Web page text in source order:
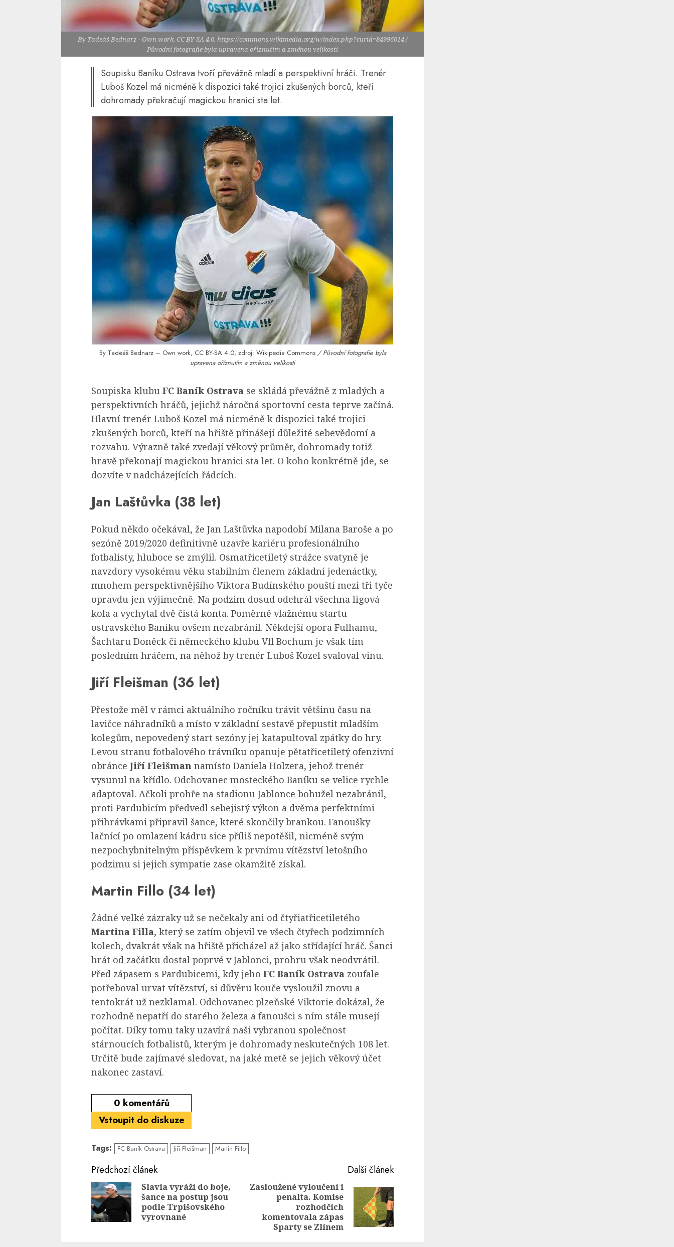
By Tadeáš Bednarz - Own work, CC BY-SA 4.0, https://commons.wikimedia.org/w/index.php?curid=84996014 /
Původní fotografie byla upravena oříznutím a změnou velikosti
Soupisku Baníku Ostrava tvoří převážně mladí a perspektivní hráči. Trenér
Luboš Kozel má nicméně k dispozici také trojici zkušených borců, kteří
dohromady překračují magickou hranici sta let.
By Tadeáš Bednarz– Own work, CC BY-SA 4.0, zdroj: Wikipedia Commons / Původní fotografie byla
upravena oříznutím a změnou velikosti
Soupiska klubu FC Baník Ostrava se skládá převážně z mladých a
perspektivních hráčů, jejichž náročná sportovní cesta teprve začíná.
Hlavní trenér Luboš Kozel má nicméně k dispozici také trojici
zkušených borců, kteří na hřiště přinášejí důležité sebevědomí a
rozvahu. Výrazně také zvedají věkový průměr, dohromady totiž
hravě překonají magickou hranici sta let. O koho konkrétně jde, se
dozvíte v nadcházejících řádcích.
Jan Laštůvka (38 let)
Pokud někdo očekával, že Jan Laštůvka napodobí Milana Baroše a po
sezóně 2019/2020 definitivně uzavře kariéru profesionálního
fotbalisty, hluboce se zmýlil. Osmatřicetiletý strážce svatyně je
navzdory vysokému věku stabilním členem základní jedenáctky,
mnohem perspektivnějšího Viktora Budínského pouští mezi tři tyče
opravdu jen výjimečně. Na podzim dosud odehrál všechna ligová
kola a vychytal dvě čistá konta. Poměrně vlažnému startu
ostravského Baníku ovšem nezabránil. Někdejší opora Fulhamu,
Šachtaru Doněck či německého klubu Vfl Bochum je však tím
posledním hráčem, na něhož by trenér Luboš Kozel svaloval vinu.
Jiří Fleišman (36 let)
Přestože měl v rámci aktuálního ročníku trávit většinu času na
lavičce náhradníků a místo v základní sestavě přepustit mladším
kolegům, nepovedený start sezóny jej katapultoval zpátky do hry.
Levou stranu fotbalového trávníku opanuje pětatřicetiletý ofenzivní
obránce Jiří Fleišman namísto Daniela Holzera, jehož trenér
vysunul na křídlo. Odchovanec mosteckého Baníku se velice rychle
adaptoval. Ačkoli prohře na stadionu Jablonce bohužel nezabránil,
proti Pardubicím předvedl sebejistý výkon a dvěma perfektními
přihrávkami připravil šance, které skončily brankou. Fanoušky
lačnící po omlazení kádru sice příliš nepotěšil, nicméně svým
nezpochybnitelným příspěvkem k prvnímu vítězství letošního
podzimu si jejich sympatie zase okamžitě získal.
Martin Fillo (34 let)
Žádné velké zázraky už se nečekaly ani od čtyřiatřicetiletého
Martina Filla, který se zatím objevil ve všech čtyřech podzimních
kolech, dvakrát však na hřiště přicházel až jako střídající hráč. Šanci
hrát od začátku dostal poprvé v Jablonci, prohru však neodvrátil.
Před zápasem s Pardubicemi, kdy jeho FC Baník Ostrava zoufale
potřeboval urvat vítězství, si důvěru kouče vysloužil znovu a
tentokrát už nezklamal. Odchovanec plzeňské Viktorie dokázal, že
rozhodně nepatří do starého železa a fanoušci s ním stále musejí
počítat. Díky tomu taky uzavírá naši vybranou společnost
stárnoucích fotbalistů, kterým je dohromady neskutečných 108 let.
Určitě bude zajímavé sledovat, na jaké metě se jejich věkový účet
nakonec zastaví.
0 komentářů
Vstoupit do diskuze
Tags: FC Baník Ostrava Jiří Fleišman Martin Fillo
Continue
Reading
Předchozí článek
Previous
post:
Slavia vyráží do boje,
šance na postup jsou
podle Trpišovského
vyrovnané
Další článek
post:
Zasloužené vyloučení i
penalta. Komise
rozhodčích
komentovala zápas
Sparty se Zlínem